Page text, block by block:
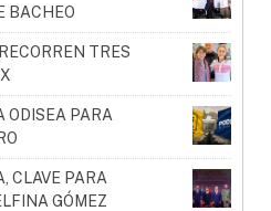
BACHEO
TRES
ODISEA PARA
CLAVE PARA
GÓMEZ